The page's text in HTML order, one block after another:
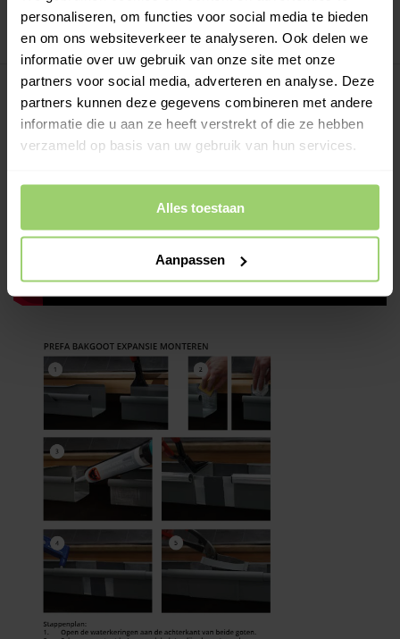
personaliseren, om functies voor social media te bieden
en om ons websiteverkeer te analyseren. Ook delen we
informatie over uw gebruik van onze site met onze
partners voor social media, adverteren en analyse. Deze
partners kunnen deze gegevens combineren met andere
informatie die u aan ze heeft verstrekt of die ze hebben
verzameld op basis van uw gebruik van hun services.
Alles toestaan
Aanpassen
Meer dan 10 jaar tevreden shoppers!
Beschrijving
Of ga terug naar het overzicht:
Aluminium dakgoot M333